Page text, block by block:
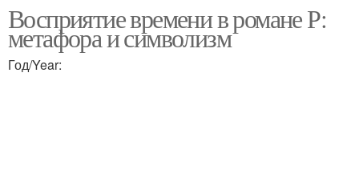
Восприятие времени в романе Р:
метафора и символизм
Год/Year: